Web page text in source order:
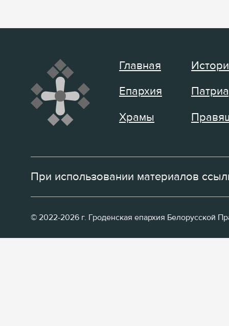
Главная
Епархия
Храмы
При использовании материалов
© 2022-2026 г. Гроденская епархия Белорусской